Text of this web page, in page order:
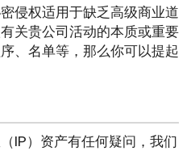
侵权适用于缺乏高级商业道
关贵公司活动的本质或重要
、名单等，那么你可以提起
IP）资产有任何疑问，我们